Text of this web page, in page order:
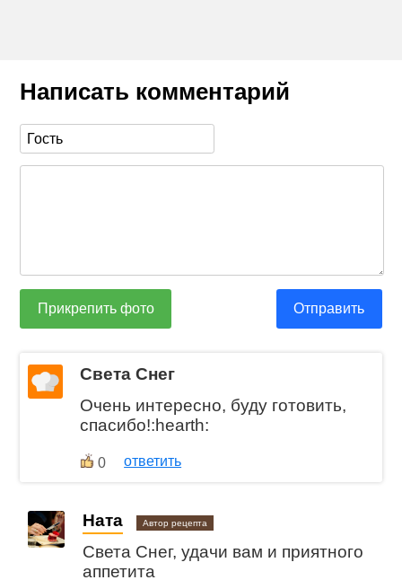
Написать комментарий
Прикрепить фото Отправить
Света Снег
Очень интересно, буду готовить,
спасибо!:hearth:
0 ответить
Ната Автор рецепта
Света Снег, удачи вам и приятного
аппетита